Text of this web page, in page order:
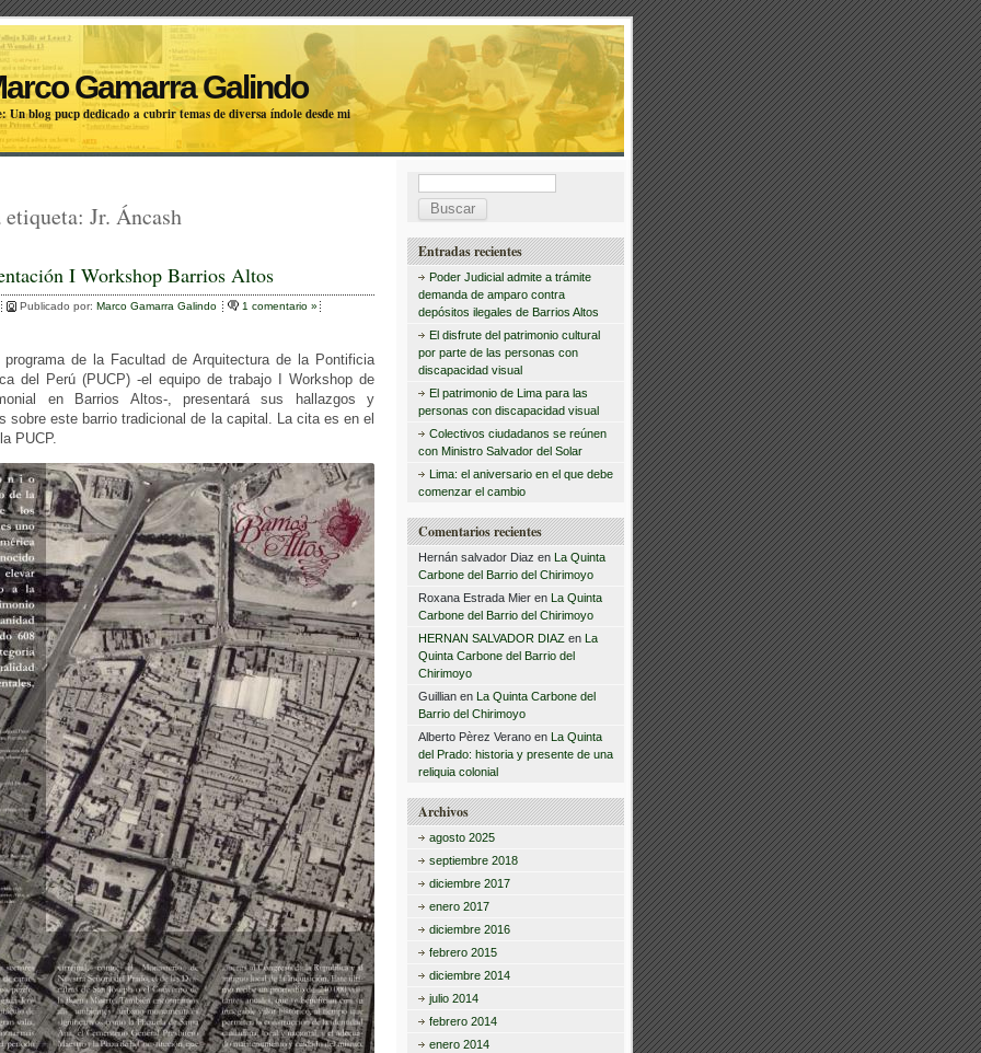
Gamarra Galindo
Un blog pucp dedicado a cubrir temas de diversa índole desde mi
Jr. Áncash
I Workshop Barrios Altos
Publicado por: Marco Gamarra Galindo
1 comentario »
de la Facultad de Arquitectura de la Pontificia
del Perú (PUCP) -el equipo de trabajo I Workshop de
en Barrios Altos-, presentará sus hallazgos y
sobre este barrio tradicional de la capital. La cita es en el
PUCP.
B
u
s
c
a
r
:
Entradas recientes
Poder Judicial admite a trámite
demanda de amparo contra
depósitos ilegales de Barrios Altos
El disfrute del patrimonio cultural
por parte de las personas con
discapacidad visual
El patrimonio de Lima para las
personas con discapacidad visual
Colectivos ciudadanos se reúnen
con Ministro Salvador del Solar
Lima: el aniversario en el que debe
comenzar el cambio
Comentarios recientes
Hernán salvador Diaz en La Quinta
Carbone del Barrio del Chirimoyo
Roxana Estrada Mier en La Quinta
Carbone del Barrio del Chirimoyo
HERNAN SALVADOR DIAZ en La
Quinta Carbone del Barrio del
Chirimoyo
Guillian en La Quinta Carbone del
Barrio del Chirimoyo
Alberto Pèrez Verano en La Quinta
del Prado: historia y presente de una
reliquia colonial
Archivos
agosto 2025
septiembre 2018
diciembre 2017
enero 2017
diciembre 2016
febrero 2015
diciembre 2014
julio 2014
febrero 2014
enero 2014